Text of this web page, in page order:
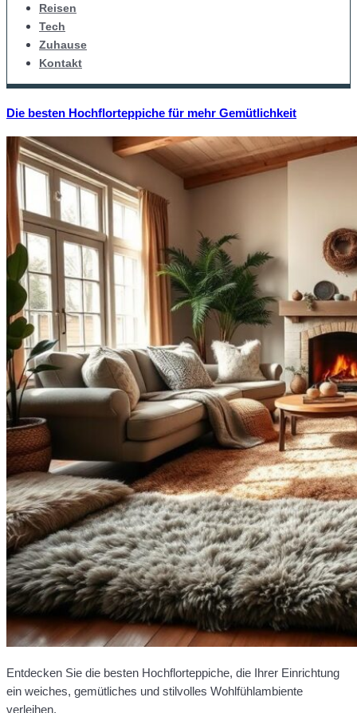
Reisen
Tech
Zuhause
Kontakt
Die besten Hochflorteppiche für mehr Gemütlichkeit
Entdecken Sie die besten Hochflorteppiche, die Ihrer Einrichtung
ein weiches, gemütliches und stilvolles Wohlfühlambiente
verleihen.